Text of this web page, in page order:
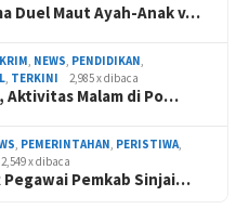
Duel Maut Ayah-Anak v…
NEWS PENDIDIKAN
TERKINI 2,985 x dibaca
Aktivitas Malam di Po…
PEMERINTAHAN PERISTIWA
2,549 x dibaca
Pegawai Pemkab Sinjai…